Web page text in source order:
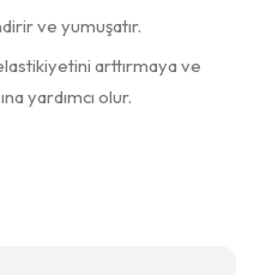
ve yumuşatır.
arttırmaya ve
yardımcı olur.